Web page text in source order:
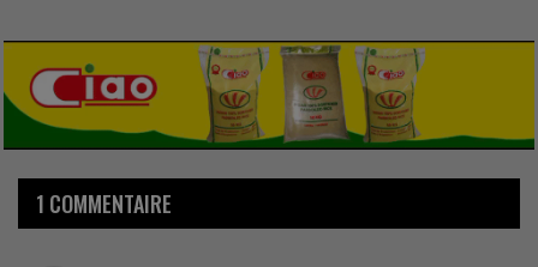
1 COMMENTAIRE